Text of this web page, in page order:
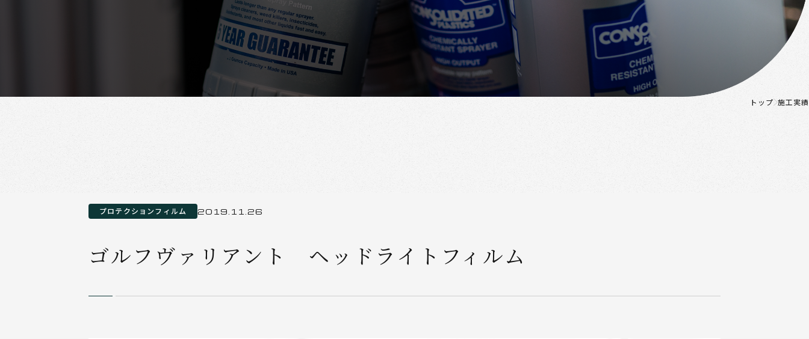
トップ 施工実績
プロテクションフィルム 2019.11.26
ゴルフヴァリアント ヘッドライトフィルム